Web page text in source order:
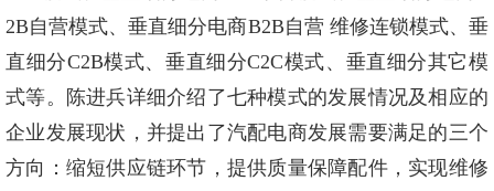
2B自营模式、垂直细分电商B2B自营 维修连锁模式、垂
直细分C2B模式、垂直细分C2C模式、垂直细分其它模
式等。陈进兵详细介绍了七种模式的发展情况及相应的
企业发展现状，并提出了汽配电商发展需要满足的三个
方向：缩短供应链环节，提供质量保障配件，实现维修